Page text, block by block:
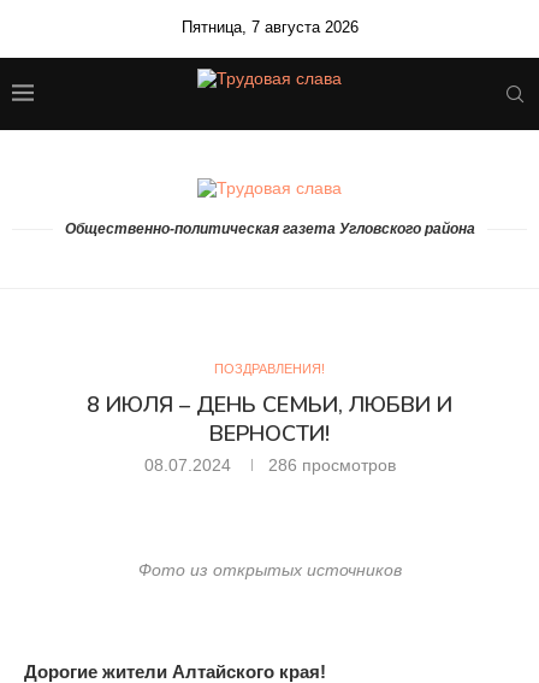
Пятница, 7 августа 2026
Общественно-политическая газета Угловского района
ПОЗДРАВЛЕНИЯ!
8 ИЮЛЯ – ДЕНЬ СЕМЬИ, ЛЮБВИ И
ВЕРНОСТИ!
08.07.2024 286 просмотров
Фото из открытых источников
Дорогие жители Алтайского края!